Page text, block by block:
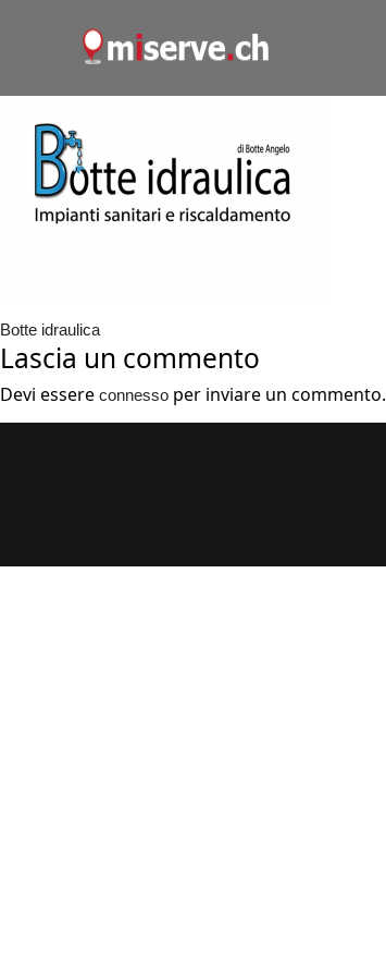
Botte idraulica
Lascia un commento
Devi essere connesso per inviare un commento.